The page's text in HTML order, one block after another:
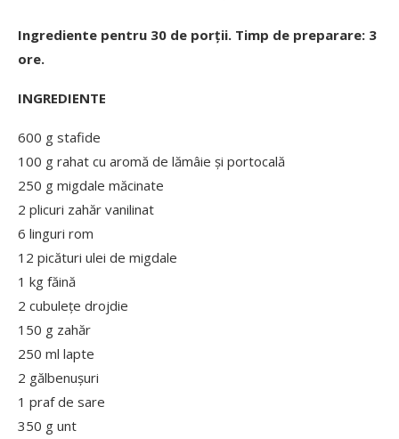
Ingrediente pentru 30 de porții. Timp de preparare: 3
ore.
INGREDIENTE
600 g stafide
100 g rahat cu aromă de lămâie și portocală
250 g migdale măcinate
2 plicuri zahăr vanilinat
6 linguri rom
12 picături ulei de migdale
1 kg făină
2 cubulețe drojdie
150 g zahăr
250 ml lapte
2 gălbenușuri
1 praf de sare
350 g unt